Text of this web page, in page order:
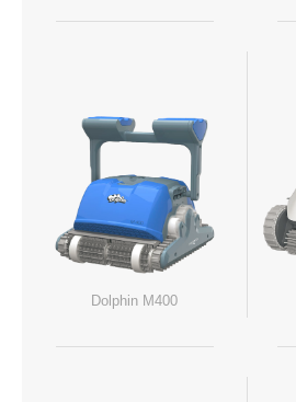
Dolphin M400